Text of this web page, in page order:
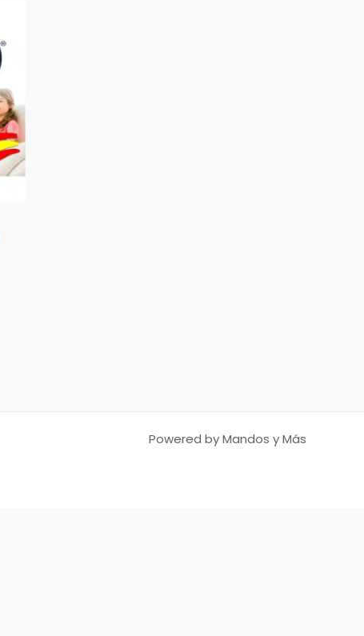
Powered by Mandos y Más